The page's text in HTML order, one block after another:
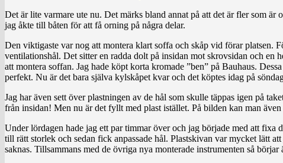
Det är lite varmare ute nu. Det märks bland annat på att det är fler som
jag åkte till båten för att få orning på några delar.
Den viktigaste var nog att montera klart soffa och skåp vid förar platsen.
ventilationshål. Det sitter en radda dolt på insidan mot skrovsidan och
att montera soffan. Jag hade köpt korta kromade ”ben” på Bauhaus.
perfekt. Nu är det bara själva kylskåpet kvar och det köptes idag på
Jag har även sett över plastningen av de hål som skulle täppas igen på
från insidan! Men nu är det fyllt med plast istället. På bilden kan man
Under lördagen hade jag ett par timmar över och jag började med att fixa
till rätt storlek och sedan fick anpassade hål. Plastskivan var mycket lätt
saknas. Tillsammans med de övriga nya monterade instrumenten så